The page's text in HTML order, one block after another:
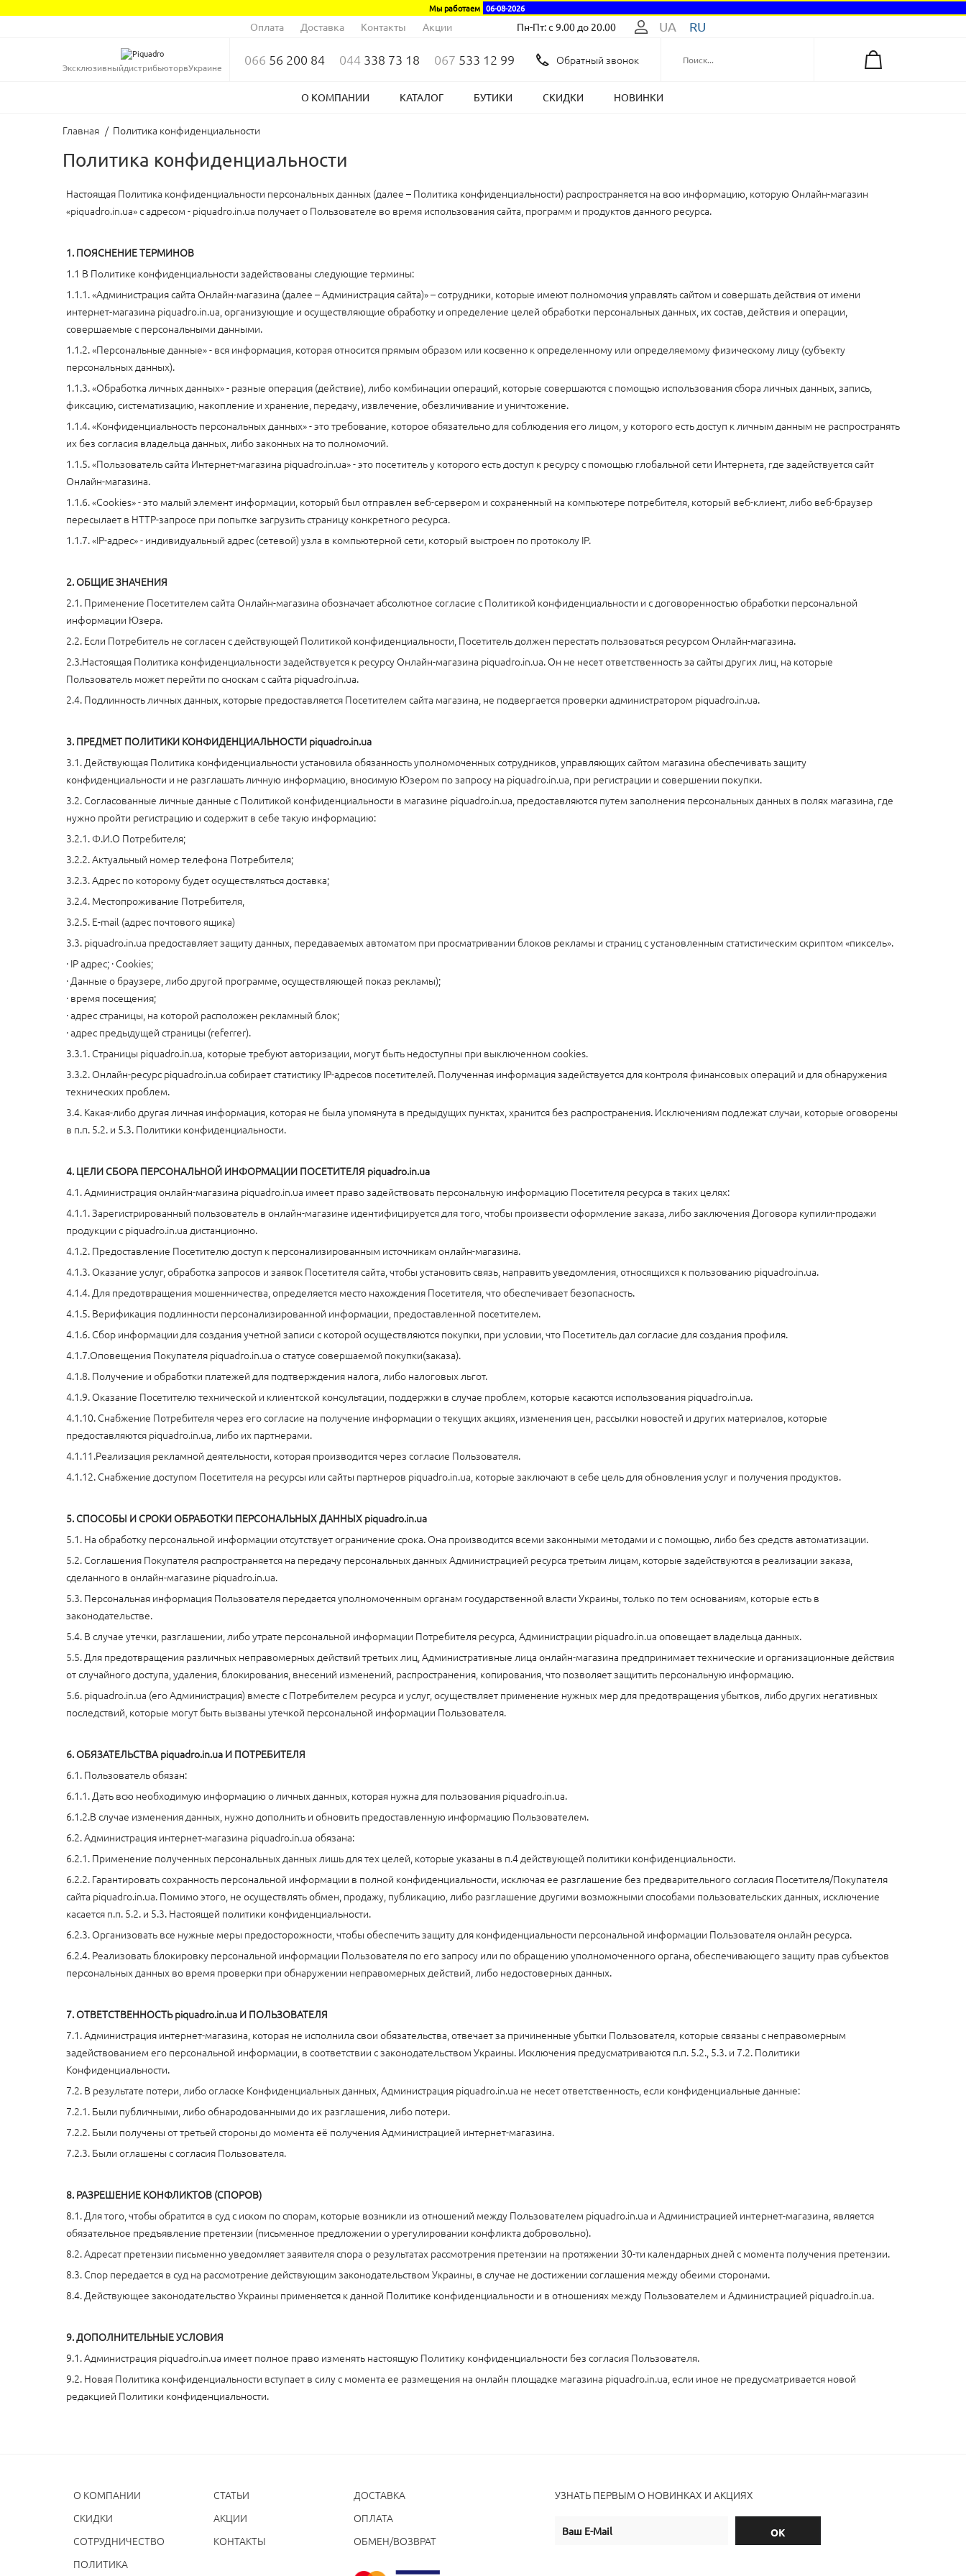
Мы работаем 06-08-2026
Оплата Доставка Контакты Акции Пн-Пт: с 9.00 до 20.00 UA RU
ЭксклюзивныйдистрибьюторвУкраине 066 56 200 84 044 338 73 18 067 533 12 99 Обратный звонок
О КОМПАНИИ КАТАЛОГ БУТИКИ СКИДКИ НОВИНКИ
Главная / Политика конфиденциальности
Политика конфиденциальности
Настоящая Политика конфиденциальности персональных данных (далее – Политика конфиденциальности) распространяется на всю информацию, которую Онлайн-магазин
«piquadro.in.ua» с адресом - piquadro.in.ua получает о Пользователе во время использования сайта, программ и продуктов данного ресурса.
1. ПОЯСНЕНИЕ ТЕРМИНОВ
1.1 В Политике конфиденциальности задействованы следующие термины:
1.1.1. «Администрация сайта Онлайн-магазина (далее – Администрация сайта)» – сотрудники, которые имеют полномочия управлять сайтом и совершать действия от имени
интернет-магазина piquadro.in.ua, организующие и осуществляющие обработку и определение целей обработки персональных данных, их состав, действия и операции,
совершаемые с персональными данными.
1.1.2. «Персональные данные» - вся информация, которая относится прямым образом или косвенно к определенному или определяемому физическому лицу (субъекту
персональных данных).
1.1.3. «Обработка личных данных» - разные операция (действие), либо комбинации операций, которые совершаются с помощью использования сбора личных данных, запись,
фиксацию, систематизацию, накопление и хранение, передачу, извлечение, обезличивание и уничтожение.
1.1.4. «Конфиденциальность персональных данных» - это требование, которое обязательно для соблюдения его лицом, у которого есть доступ к личным данным не распространять
их без согласия владельца данных, либо законных на то полномочий.
1.1.5. «Пользователь сайта Интернет-магазина piquadro.in.ua» - это посетитель у которого есть доступ к ресурсу с помощью глобальной сети Интернета, где задействуется сайт
Онлайн-магазина.
1.1.6. «Cookies» - это малый элемент информации, который был отправлен веб-сервером и сохраненный на компьютере потребителя, который веб-клиент, либо веб-браузер
пересылает в HTTP-запросе при попытке загрузить страницу конкретного ресурса.
1.1.7. «IP-адрес» - индивидуальный адрес (сетевой) узла в компьютерной сети, который выстроен по протоколу IP.
2. ОБЩИЕ ЗНАЧЕНИЯ
2.1. Применение Посетителем сайта Онлайн-магазина обозначает абсолютное согласие с Политикой конфиденциальности и с договоренностью обработки персональной
информации Юзера.
2.2. Если Потребитель не согласен с действующей Политикой конфиденциальности, Посетитель должен перестать пользоваться ресурсом Онлайн-магазина.
2.3.Настоящая Политика конфиденциальности задействуется к ресурсу Онлайн-магазина piquadro.in.ua. Он не несет ответственность за сайты других лиц, на которые
Пользователь может перейти по сноскам с сайта piquadro.in.ua.
2.4. Подлинность личных данных, которые предоставляется Посетителем сайта магазина, не подвергается проверки администратором piquadro.in.ua.
3. ПРЕДМЕТ ПОЛИТИКИ КОНФИДЕНЦИАЛЬНОСТИ piquadro.in.ua
3.1. Действующая Политика конфиденциальности установила обязанность уполномоченных сотрудников, управляющих сайтом магазина обеспечивать защиту
конфиденциальности и не разглашать личную информацию, вносимую Юзером по запросу на piquadro.in.ua, при регистрации и совершении покупки.
3.2. Согласованные личные данные с Политикой конфиденциальности в магазине piquadro.in.ua, предоставляются путем заполнения персональных данных в полях магазина, где
нужно пройти регистрацию и содержит в себе такую информацию:
3.2.1. Ф.И.О Потребителя;
3.2.2. Актуальный номер телефона Потребителя;
3.2.3. Адрес по которому будет осуществляться доставка;
3.2.4. Местопроживание Потребителя,
3.2.5. E-mail (адрес почтового ящика)
3.3. piquadro.in.ua предоставляет защиту данных, передаваемых автоматом при просматривании блоков рекламы и страниц с установленным статистическим скриптом «пиксель».
· IP адрес; · Cookies;
· Данные о браузере, либо другой программе, осуществляющей показ рекламы);
· время посещения;
· адрес страницы, на которой расположен рекламный блок;
· адрес предыдущей страницы (referrer).
3.3.1. Страницы piquadro.in.ua, которые требуют авторизации, могут быть недоступны при выключенном cookies.
3.3.2. Онлайн-ресурс piquadro.in.ua собирает статистику IP-адресов посетителей. Полученная информация задействуется для контроля финансовых операций и для обнаружения
технических проблем.
3.4. Какая-либо другая личная информация, которая не была упомянута в предыдущих пунктах, хранится без распространения. Исключениям подлежат случаи, которые оговорены
в п.п. 5.2. и 5.3. Политики конфиденциальности.
4. ЦЕЛИ СБОРА ПЕРСОНАЛЬНОЙ ИНФОРМАЦИИ ПОСЕТИТЕЛЯ piquadro.in.ua
4.1. Администрация онлайн-магазина piquadro.in.ua имеет право задействовать персональную информацию Посетителя ресурса в таких целях:
4.1.1. Зарегистрированный пользователь в онлайн-магазине идентифицируется для того, чтобы произвести оформление заказа, либо заключения Договора купили-продажи
продукции с piquadro.in.ua дистанционно.
4.1.2. Предоставление Посетителю доступ к персонализированным источникам онлайн-магазина.
4.1.3. Оказание услуг, обработка запросов и заявок Посетителя сайта, чтобы установить связь, направить уведомления, относящихся к пользованию piquadro.in.ua.
4.1.4. Для предотвращения мошенничества, определяется место нахождения Посетителя, что обеспечивает безопасность.
4.1.5. Верификация подлинности персонализированной информации, предоставленной посетителем.
4.1.6. Сбор информации для создания учетной записи с которой осуществляются покупки, при условии, что Посетитель дал согласие для создания профиля.
4.1.7.Оповещения Покупателя piquadro.in.ua о статусе совершаемой покупки(заказа).
4.1.8. Получение и обработки платежей для подтверждения налога, либо налоговых льгот.
4.1.9. Оказание Посетителю технической и клиентской консультации, поддержки в случае проблем, которые касаются использования piquadro.in.ua.
4.1.10. Снабжение Потребителя через его согласие на получение информации о текущих акциях, изменения цен, рассылки новостей и других материалов, которые
предоставляются piquadro.in.ua, либо их партнерами.
4.1.11.Реализация рекламной деятельности, которая производится через согласие Пользователя.
4.1.12. Снабжение доступом Посетителя на ресурсы или сайты партнеров piquadro.in.ua, которые заключают в себе цель для обновления услуг и получения продуктов.
5. СПОСОБЫ И СРОКИ ОБРАБОТКИ ПЕРСОНАЛЬНЫХ ДАННЫХ piquadro.in.ua
5.1. На обработку персональной информации отсутствует ограничение срока. Она производится всеми законными методами и с помощью, либо без средств автоматизации.
5.2. Соглашения Покупателя распространяется на передачу персональных данных Администрацией ресурса третьим лицам, которые задействуются в реализации заказа,
сделанного в онлайн-магазине piquadro.in.ua.
5.3. Персональная информация Пользователя передается уполномоченным органам государственной власти Украины, только по тем основаниям, которые есть в
законодательстве.
5.4. В случае утечки, разглашении, либо утрате персональной информации Потребителя ресурса, Администрации piquadro.in.ua оповещает владельца данных.
5.5. Для предотвращения различных неправомерных действий третьих лиц, Административные лица онлайн-магазина предпринимает технические и организационные действия
от случайного доступа, удаления, блокирования, внесений изменений, распространения, копирования, что позволяет защитить персональную информацию.
5.6. piquadro.in.ua (его Администрация) вместе с Потребителем ресурса и услуг, осуществляет применение нужных мер для предотвращения убытков, либо других негативных
последствий, которые могут быть вызваны утечкой персональной информации Пользователя.
6. ОБЯЗАТЕЛЬСТВА piquadro.in.ua И ПОТРЕБИТЕЛЯ
6.1. Пользователь обязан:
6.1.1. Дать всю необходимую информацию о личных данных, которая нужна для пользования piquadro.in.ua.
6.1.2.В случае изменения данных, нужно дополнить и обновить предоставленную информацию Пользователем.
6.2. Администрация интернет-магазина piquadro.in.ua обязана:
6.2.1. Применение полученных персональных данных лишь для тех целей, которые указаны в п.4 действующей политики конфиденциальности.
6.2.2. Гарантировать сохранность персональной информации в полной конфиденциальности, исключая ее разглашение без предварительного согласия Посетителя/Покупателя
сайта piquadro.in.ua. Помимо этого, не осуществлять обмен, продажу, публикацию, либо разглашение другими возможными способами пользовательских данных, исключение
касается п.п. 5.2. и 5.3. Настоящей политики конфиденциальности.
6.2.3. Организовать все нужные меры предосторожности, чтобы обеспечить защиту для конфиденциальности персональной информации Пользователя онлайн ресурса.
6.2.4. Реализовать блокировку персональной информации Пользователя по его запросу или по обращению уполномоченного органа, обеспечивающего защиту прав субъектов
персональных данных во время проверки при обнаружении неправомерных действий, либо недостоверных данных.
7. ОТВЕТСТВЕННОСТЬ piquadro.in.ua И ПОЛЬЗОВАТЕЛЯ
7.1. Администрация интернет-магазина, которая не исполнила свои обязательства, отвечает за причиненные убытки Пользователя, которые связаны с неправомерным
задействованием его персональной информации, в соответствии с законодательством Украины. Исключения предусматриваются п.п. 5.2., 5.3. и 7.2. Политики
Конфиденциальности.
7.2. В результате потери, либо огласке Конфиденциальных данных, Администрация piquadro.in.ua не несет ответственность, если конфиденциальные данные:
7.2.1. Были публичными, либо обнародованными до их разглашения, либо потери.
7.2.2. Были получены от третьей стороны до момента её получения Администрацией интернет-магазина.
7.2.3. Были оглашены с согласия Пользователя.
8. РАЗРЕШЕНИЕ КОНФЛИКТОВ (СПОРОВ)
8.1. Для того, чтобы обратится в суд с иском по спорам, которые возникли из отношений между Пользователем piquadro.in.ua и Администрацией интернет-магазина, является
обязательное предъявление претензии (письменное предложении о урегулировании конфликта добровольно).
8.2. Адресат претензии письменно уведомляет заявителя спора о результатах рассмотрения претензии на протяжении 30-ти календарных дней с момента получения претензии.
8.3. Спор передается в суд на рассмотрение действующим законодательством Украины, в случае не достижении соглашения между обеими сторонами.
8.4. Действующее законодательство Украины применяется к данной Политике конфиденциальности и в отношениях между Пользователем и Администрацией piquadro.in.ua.
9. ДОПОЛНИТЕЛЬНЫЕ УСЛОВИЯ
9.1. Администрация piquadro.in.ua имеет полное право изменять настоящую Политику конфиденциальности без согласия Пользователя.
9.2. Новая Политика конфиденциальности вступает в силу с момента ее размещения на онлайн площадке магазина piquadro.in.ua, если иное не предусматривается новой
редакцией Политики конфиденциальности.
О КОМПАНИИ
CКИДКИ
СОТРУДНИЧЕСТВО
ПОЛИТИКА
СТАТЬИ
АКЦИИ
КОНТАКТЫ
ДОСТАВКА
ОПЛАТА
ОБМЕН/ВОЗВРАТ
УЗНАТЬ ПЕРВЫМ О НОВИНКАХ И АКЦИЯХ